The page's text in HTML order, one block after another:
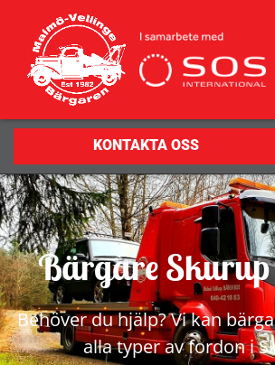
KONTAKTA OSS
Bärgare
Behöver du hjälp? Vi kan
alla typer av fordon i